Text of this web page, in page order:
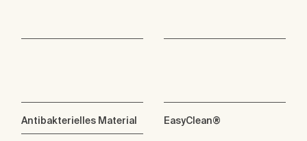
Antibakterielles Material EasyClean®